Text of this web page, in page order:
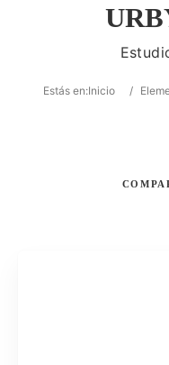
Estás en:Inicio /